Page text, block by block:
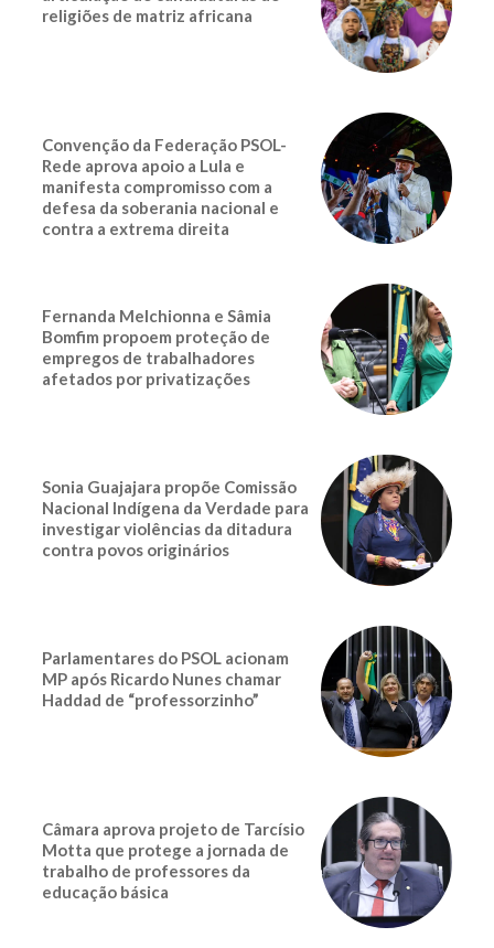
religiões de matriz africana
Convenção da Federação PSOL-
Rede aprova apoio a Lula e
manifesta compromisso com a
defesa da soberania nacional e
contra a extrema direita
Fernanda Melchionna e Sâmia
Bomfim propoem proteção de
empregos de trabalhadores
afetados por privatizações
Sonia Guajajara propõe Comissão
Nacional Indígena da Verdade para
investigar violências da ditadura
contra povos originários
Parlamentares do PSOL acionam
MP após Ricardo Nunes chamar
Haddad de “professorzinho”
Câmara aprova projeto de Tarcísio
Motta que protege a jornada de
trabalho de professores da
educação básica